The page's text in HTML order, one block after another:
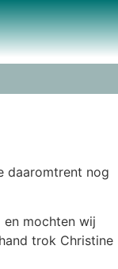
daaromtrent nog
mochten wij
trok Christine